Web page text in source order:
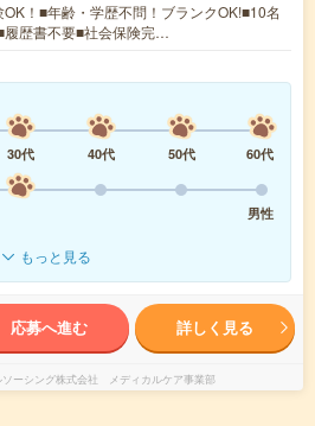
！■年齢・学歴不問！ブランクOK!■10名
履歴書不要■社会保険完…
30代 40代 50代
60代
男性
もっと見る
応募へ進む 詳しく見る
ソーシング株式会社 メディカルケア事業部